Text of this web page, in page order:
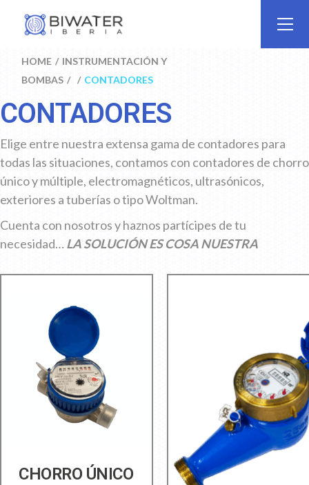
HOME
INSTRUMENTACIÓN Y
BOMBAS
CONTADORES
CONTADORES
Elige entre nuestra extensa gama de contadores para
todas las situaciones, contamos con contadores de chorro
único y múltiple, electromagnéticos, ultrasónicos,
exteriores a tuberías o tipo Woltman.
Cuenta con nosotros y haznos partícipes de tu
necesidad… LA SOLUCIÓN ES COSA NUESTRA
CHORRO ÚNICO